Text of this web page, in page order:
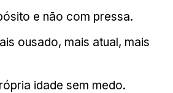
e não com pressa.
ousado, mais atual, mais
idade sem medo.